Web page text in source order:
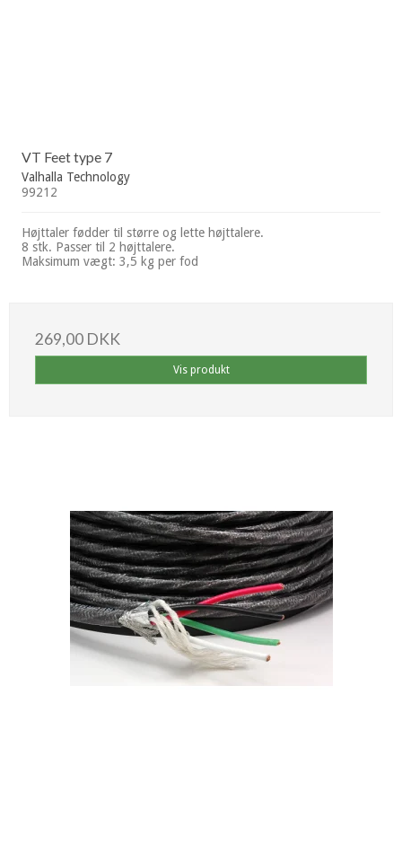
VT Feet type 7
Valhalla Technology
99212
Højttaler fødder til større og lette højttalere.
8 stk. Passer til 2 højttalere.
Maksimum vægt: 3,5 kg per fod
269,00 DKK
Vis produkt